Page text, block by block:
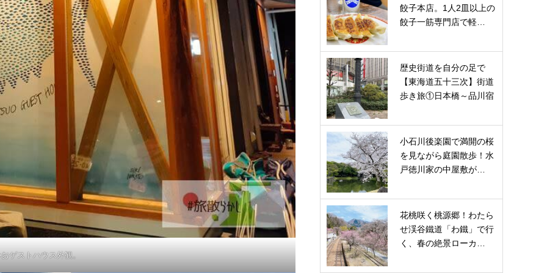
ゲストハウス外観。
餃子本店。1人2皿以上の
餃子一筋専門店で軽…
歴史街道を自分の足で
【東海道五十三次】街道
歩き旅①日本橋～品川宿
小石川後楽園で満開の桜
を見ながら庭園散歩！水
戸徳川家の中屋敷が…
花桃咲く桃源郷！わたら
せ渓谷鐵道「わ鐵」で行
く、春の絶景ローカ…